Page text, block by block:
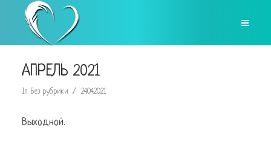
АПРЕЛЬ 2021
In Без рубрики 24.04.2021
Выходной.